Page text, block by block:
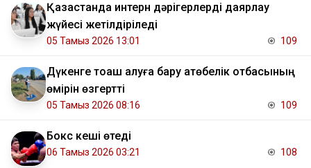
Қазақстанда интерн дәрігерлерді даярлау
жүйесі жетілдіріледі
05 Тамыз 2026 13:01 109
Дүкенге тоқаш алуға бару ақтөбелік отбасының
өмірін өзгертті
05 Тамыз 2026 08:16 109
Бокс кеші өтеді
06 Тамыз 2026 03:21 108